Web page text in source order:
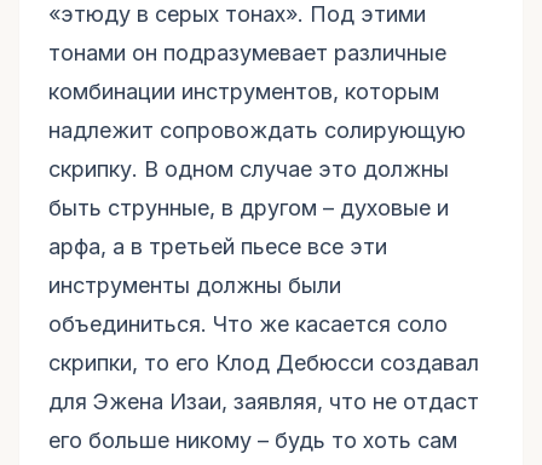
«этюду в серых тонах». Под этими
тонами он подразумевает различные
комбинации инструментов, которым
надлежит сопровождать солирующую
скрипку. В одном случае это должны
быть струнные, в другом – духовые и
арфа, а в третьей пьесе все эти
инструменты должны были
объединиться. Что же касается соло
скрипки, то его Клод Дебюсси создавал
для Эжена Изаи, заявляя, что не отдаст
его больше никому – будь то хоть сам